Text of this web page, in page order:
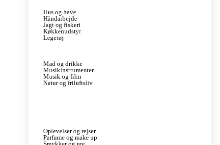
Hus og have
Håndarbejde
Jagt og fiskeri
Køkkenudstyr
Legetøj
Mad og drikke
Musikinstrumenter
Musik og film
Natur og friluftsliv
Oplevelser og rejser
Parfume og make up